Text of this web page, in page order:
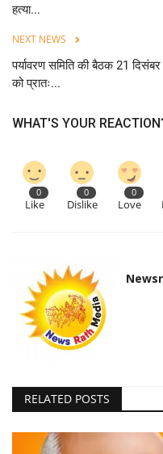
हत्या...
NEXT NEWS
पर्यावरण समिति की बैठक 21
को प्रातः...
WHAT'S YOUR
0
Like
0
Dislike
0
Love
RELATED POSTS